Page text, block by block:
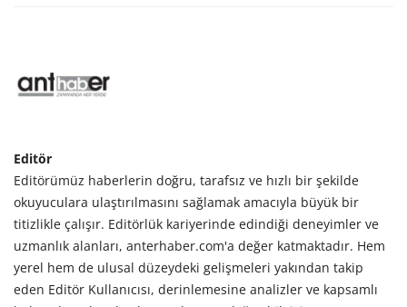
Editör
Editörümüz haberlerin doğru, tarafsız ve hızlı bir şekilde
okuyuculara ulaştırılmasını sağlamak amacıyla büyük bir
titizlikle çalışır. Editörlük kariyerinde edindiği deneyimler ve
uzmanlık alanları, anterhaber.com'a değer katmaktadır. Hem
yerel hem de ulusal düzeydeki gelişmeleri yakından takip
eden Editör Kullanıcısı, derinlemesine analizler ve kapsamlı